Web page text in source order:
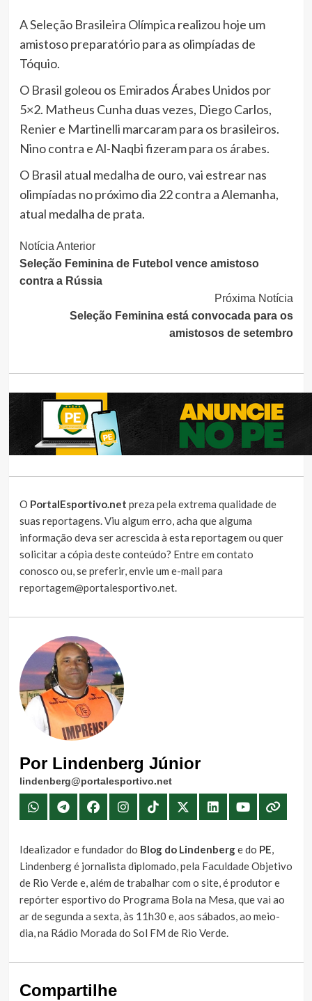
A Seleção Brasileira Olímpica realizou hoje um
amistoso preparatório para as olimpíadas de
Tóquio.
O Brasil goleou os Emirados Árabes Unidos por
5×2. Matheus Cunha duas vezes, Diego Carlos,
Renier e Martinelli marcaram para os brasileiros.
Nino contra e Al-Naqbi fizeram para os árabes.
O Brasil atual medalha de ouro, vai estrear nas
olimpíadas no próximo dia 22 contra a Alemanha,
atual medalha de prata.
Continue
Lendo
Notícia Anterior
Seleção Feminina de Futebol vence amistoso
contra a Rússia
Próxima Notícia
Seleção Feminina está convocada para os
amistosos de setembro
O PortalEsportivo.net preza pela extrema qualidade de
suas reportagens. Viu algum erro, acha que alguma
informação deva ser acrescida à esta reportagem ou quer
solicitar a cópia deste conteúdo? Entre em contato
conosco ou, se preferir, envie um e-mail para
reportagem@portalesportivo.net.
Por Lindenberg Júnior
lindenberg@portalesportivo.net
Idealizador e fundador do Blog do Lindenberge do PE,
Lindenberg é jornalista diplomado, pela Faculdade Objetivo
de Rio Verde e, além de trabalhar com o site, é produtor e
repórter esportivo do Programa Bola na Mesa, que vai ao
ar de segunda a sexta, às 11h30 e, aos sábados, ao meio-
dia, na Rádio Morada do Sol FM de Rio Verde.
Compartilhe